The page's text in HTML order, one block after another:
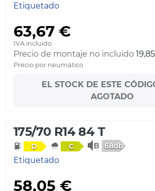
Etiquetado
63,67 €
IVA incluido
Precio de montaje no incluido
Precio por neumático
EL STOCK DE ESTE
AGOTADO
175/70 R14 84 T
D C 68db
Etiquetado
58,05 €